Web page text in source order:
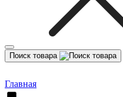
Поиск товара
Главная